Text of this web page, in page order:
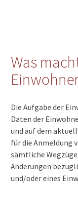
Was
Die Aufgabe der
Daten der
und auf dem
für die Anmeldung
sämtliche
Änderungen
und/oder eines